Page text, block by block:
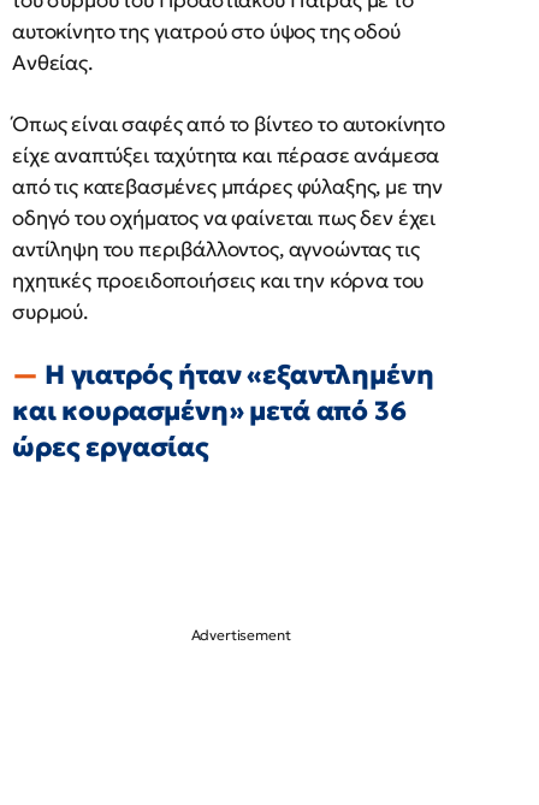
αυτοκίνητο της γιατρού στο ύψος της οδού
Ανθείας.
Όπως είναι σαφές από το βίντεο το αυτοκίνητο
είχε αναπτύξει ταχύτητα και πέρασε ανάμεσα
από τις κατεβασμένες μπάρες φύλαξης, με την
οδηγό του οχήματος να φαίνεται πως δεν έχει
αντίληψη του περιβάλλοντος, αγνοώντας τις
ηχητικές προειδοποιήσεις και την κόρνα του
συρμού.
Η γιατρός ήταν «εξαντλημένη
και κουρασμένη» μετά από 36
ώρες εργασίας